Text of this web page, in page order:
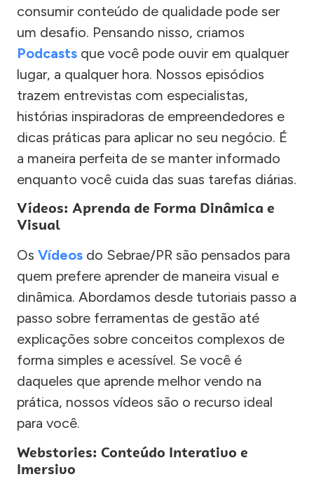
consumir conteúdo de qualidade pode ser
um desafio. Pensando nisso, criamos
Podcasts que você pode ouvir em qualquer
lugar, a qualquer hora. Nossos episódios
trazem entrevistas com especialistas,
histórias inspiradoras de empreendedores e
dicas práticas para aplicar no seu negócio. É
a maneira perfeita de se manter informado
enquanto você cuida das suas tarefas diárias.
Vídeos: Aprenda de Forma Dinâmica e
Visual
Os Vídeos do Sebrae/PR são pensados para
quem prefere aprender de maneira visual e
dinâmica. Abordamos desde tutoriais passo a
passo sobre ferramentas de gestão até
explicações sobre conceitos complexos de
forma simples e acessível. Se você é
daqueles que aprende melhor vendo na
prática, nossos vídeos são o recurso ideal
para você.
Webstories: Conteúdo Interativo e
Imersivo